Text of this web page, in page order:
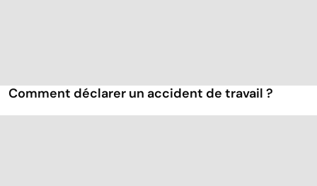
Comment déclarer un accident de travail ?